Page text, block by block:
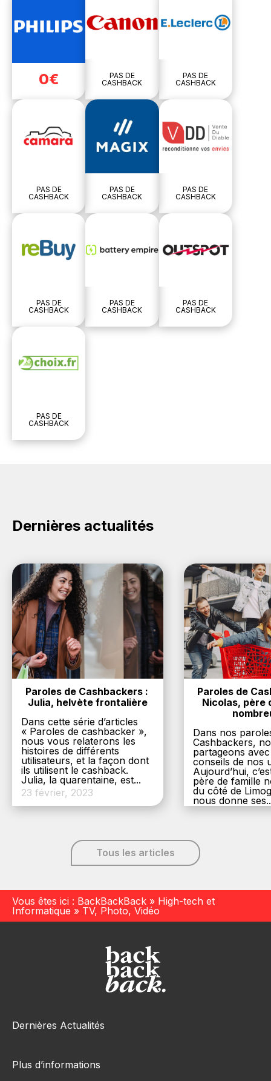
0€
PAS DE
CASHBACK
PAS DE
CASHBACK
PAS DE
CASHBACK
PAS DE
CASHBACK
PAS DE
CASHBACK
PAS DE
CASHBACK
PAS DE
CASHBACK
PAS DE
CASHBACK
PAS DE
CASHBACK
Dernières actualités
Paroles de Cashbackers :
Julia, helvète frontalière
Dans cette série d’articles
« Paroles de cashbacker »,
nous vous relaterons les
histoires de différents
utilisateurs, et la façon dont
ils utilisent le cashback.
Julia, la quarentaine, est...
23 février, 2023
Paroles de
Nicolas, père
Dans nos
Cashbackers,
partageons
conseils de nos
Aujourd’hui,
père de famille
du côté de
nous donne
Tous les articles
Vous êtes ici : BackBackBack » High-tech et
Informatique » TV, Photo, Vidéo
Dernières Actualités
Plus d’informations